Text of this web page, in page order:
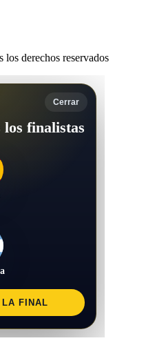
derechos reservados
Cerrar
los finalistas
LA FINAL